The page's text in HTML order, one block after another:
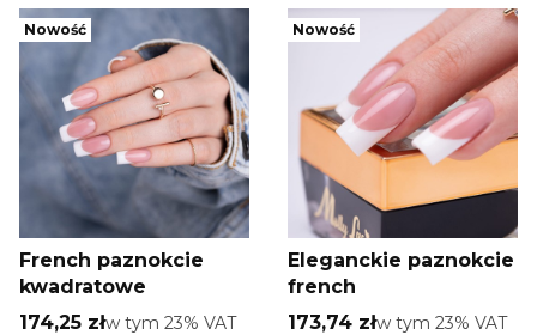
Nowość
French paznokcie
kwadratowe
Cena brutto
174,25 złw tym %s VAT
w tym 23% VAT
Nowość
Eleganckie paznokcie
french
Cena brutto
173,74 złw tym %s VAT
w tym 23% VAT